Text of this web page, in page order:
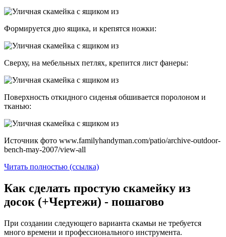
Формируется дно ящика, и крепятся ножки:
Сверху, на мебельных петлях, крепится лист фанеры:
Поверхность откидного сиденья обшивается поролоном и
тканью:
Источник фото www.familyhandyman.com/patio/archive-outdoor-
bench-may-2007/view-all
Читать полностью (ссылка)
Как сделать простую скамейку из
досок (+Чертежи) - пошагово
При создании следующего варианта скамьи не требуется
много времени и профессионального инструмента.